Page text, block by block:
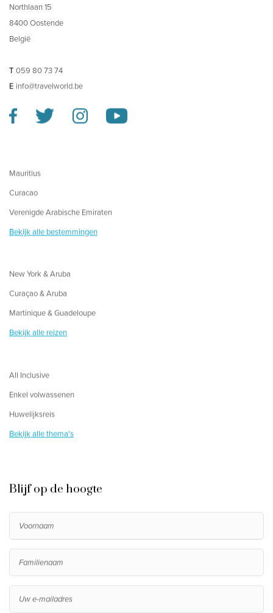
Northlaan 15
8400 Oostende
België
T 059 80 73 74
E info@travelworld.be
Mauritius
Curacao
Verenigde Arabische Emiraten
Bekijk alle bestemmingen
New York & Aruba
Curaçao & Aruba
Martinique & Guadeloupe
Bekijk alle reizen
All Inclusive
Enkel volwassenen
Huwelijksreis
Bekijk alle thema's
Blijf op de hoogte